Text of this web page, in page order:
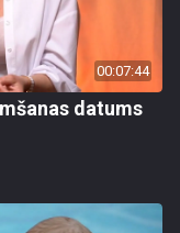
00:07:44
datums